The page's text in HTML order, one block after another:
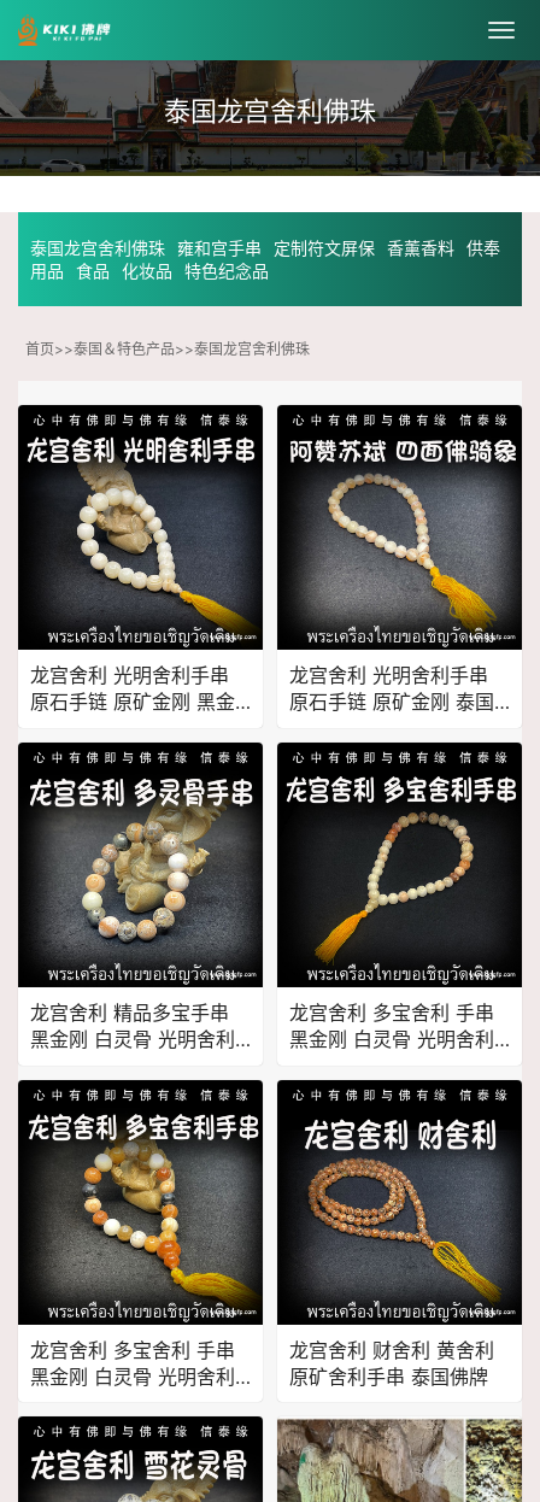
泰国龙宫舍利佛珠
泰国龙宫舍利佛珠 雍和宫手串 定制符文屏保 香薰香料 供奉
用品
食品 化妆品 特色纪念品
首页>>泰国＆特色产品>>泰国龙宫舍利佛珠
龙宫舍利 光明舍利手串
原石手链 原矿金刚 黑金
骨 财舍利 血舍利 跳出舍
利 泰国佛牌
龙宫舍利 光明舍利手串
原石手链 原矿金刚 泰国
龙宫舍利 精品多宝手串
黑金刚 白灵骨 光明舍利
出舍利
龙宫舍利 多宝舍利 手串
黑金刚 白灵骨 光明舍利
出舍利
龙宫舍利 多宝舍利 手串
黑金刚 白灵骨 光明舍利
出舍利
龙宫舍利 财舍利 黄舍利
原矿舍利手串 泰国佛牌